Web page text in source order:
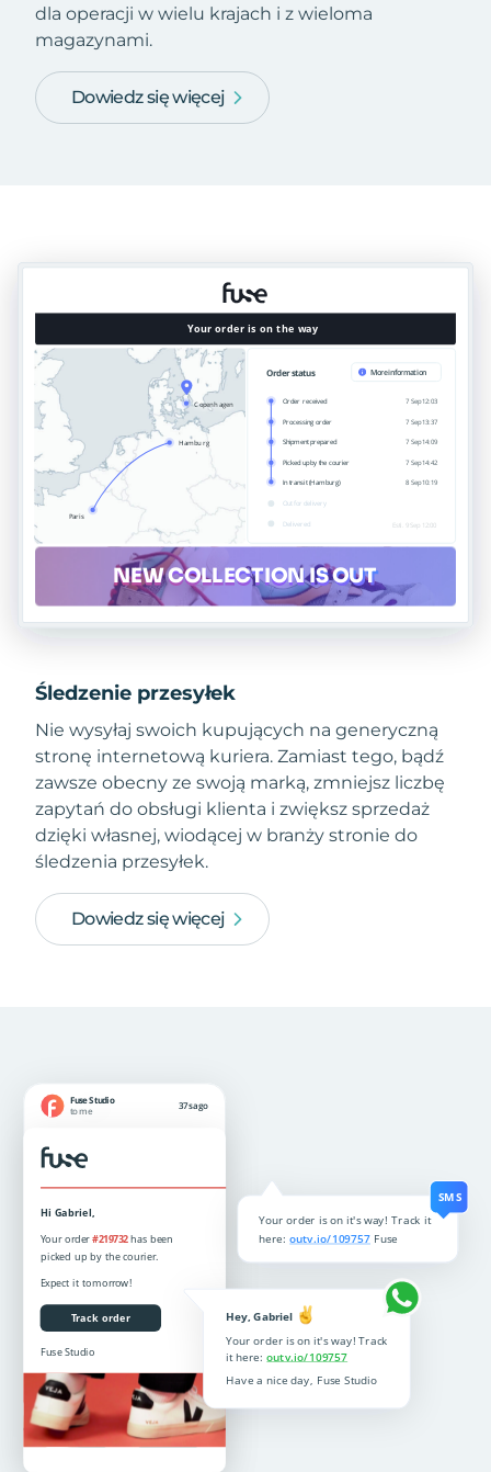
dla operacji w wielu krajach i z wieloma
magazynami.
Dowiedz się więcej
Śledzenie przesyłek
Nie wysyłaj swoich kupujących na generyczną
stronę internetową kuriera. Zamiast tego, bądź
zawsze obecny ze swoją marką, zmniejsz liczbę
zapytań do obsługi klienta i zwiększ sprzedaż
dzięki własnej, wiodącej w branży stronie do
śledzenia przesyłek.
Dowiedz się więcej